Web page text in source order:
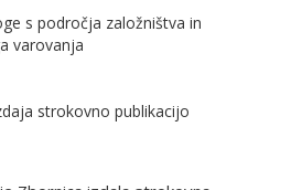
s področja založništva in
varovanja
strokovno publikacijo